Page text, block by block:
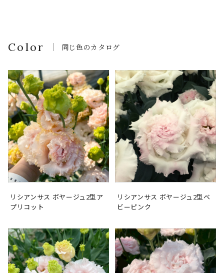
Color 同じ色のカタログ
リシアンサス ボヤージュ2型ア
プリコット
リシアンサス ボヤージュ2型ベ
ビーピンク